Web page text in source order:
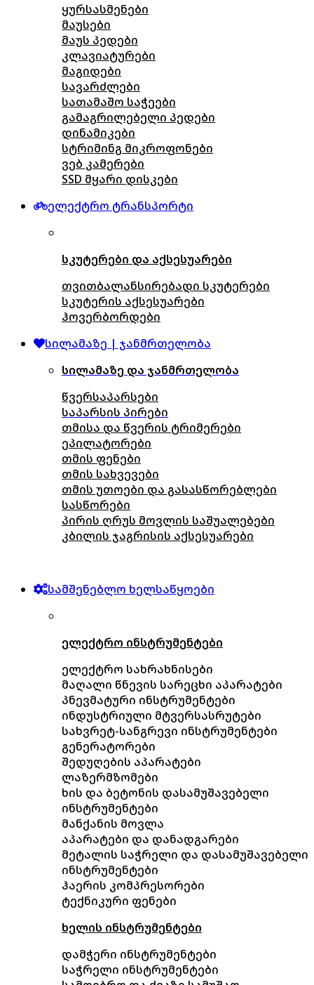
ყურსასმენები
მაუსები
მაუს პედები
კლავიატურები
მაგიდები
სავარძლები
სათამაშო საჭეები
გამაგრილებელი პედები
დინამიკები
სტრიმინგ მიკროფონები
ვებ კამერები
SSD მყარი დისკები
ელექტრო ტრანსპორტი
სკუტერები და აქსესუარები
თვითბალანსირებადი სკუტერები
სკუტერის აქსესუარები
ჰოვერბორდები
სილამაზე | ჯანმრთელობა
სილამაზე და ჯანმრთელობა
წვერსაპარსები
საპარსის პირები
თმისა და წვერის ტრიმერები
ეპილატორები
თმის ფენები
თმის სახვევები
თმის უთოები და გასასწორებლები
სასწორები
პირის ღრუს მოვლის საშუალებები
კბილის ჯაგრისის აქსესუარები
სამშენებლო ხელსაწყოები
ელექტრო ინსტრუმენტები
ელექტრო სახრახნისები
მაღალი წნევის სარეცხი აპარატები
პნევმატური ინსტრუმენტები
ინდუსტრიული მტვერსასრუტები
სახვრეტ-სანგრევი ინსტრუმენტები
გენერატორები
შედუღების აპარატები
ლაზერმზომები
ხის და ბეტონის დასამუშავებელი
ინსტრუმენტები
მანქანის მოვლა
აპარატები და დანადგარები
მეტალის საჭრელი და დასამუშავებელი
ინსტრუმენტები
ჰაერის კომპრესორები
ტექნიკური ფენები
ხელის ინსტრუმენტები
დამჭერი ინსტრუმენტები
საჭრელი ინსტრუმენტები